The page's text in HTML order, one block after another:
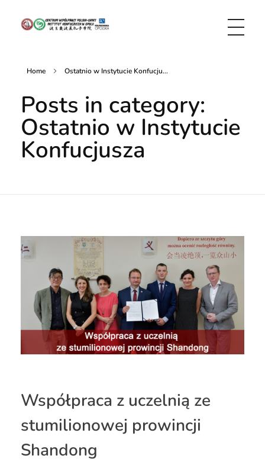
Home Ostatnio w Instytucie Konfucju...
Posts in category:
Ostatnio w Instytucie
Konfucjusza
Współpraca z uczelnią ze
stumilionowej prowincji
Shandong